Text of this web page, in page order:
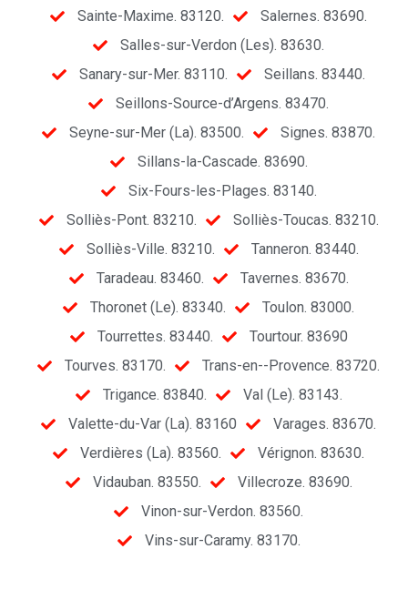
Sainte-Maxime. 83120.
Salernes. 83690.
Salles-sur-Verdon (Les). 83630.
Sanary-sur-Mer. 83110.
Seillans. 83440.
Seillons-Source-d’Argens. 83470.
Seyne-sur-Mer (La). 83500.
Signes. 83870.
Sillans-la-Cascade. 83690.
Six-Fours-les-Plages. 83140.
Solliès-Pont. 83210.
Solliès-Toucas. 83210.
Solliès-Ville. 83210.
Tanneron. 83440.
Taradeau. 83460.
Tavernes. 83670.
Thoronet (Le). 83340.
Toulon. 83000.
Tourrettes. 83440.
Tourtour. 83690
Tourves. 83170.
Trans-en--Provence. 83720.
Trigance. 83840.
Val (Le). 83143.
Valette-du-Var (La). 83160
Varages. 83670.
Verdières (La). 83560.
Vérignon. 83630.
Vidauban. 83550.
Villecroze. 83690.
Vinon-sur-Verdon. 83560.
Vins-sur-Caramy. 83170.